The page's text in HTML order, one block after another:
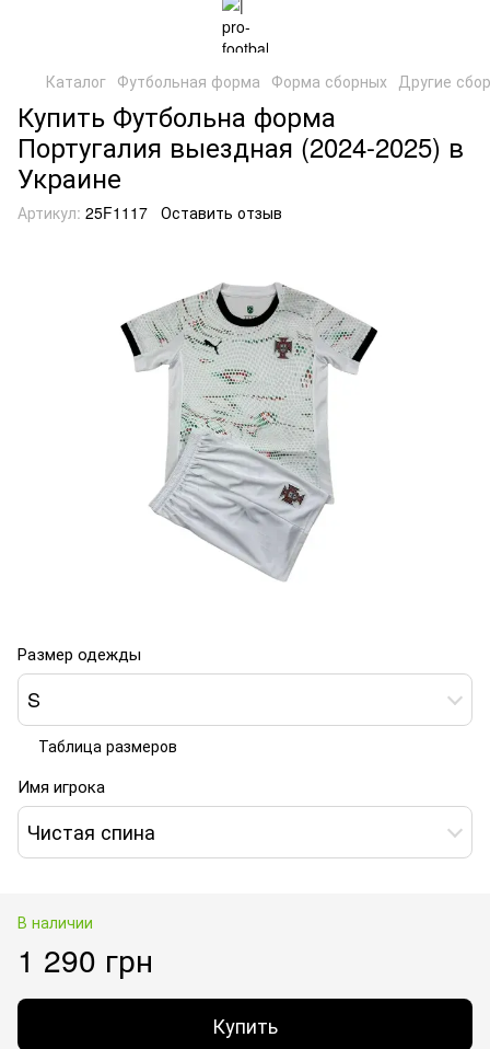
Каталог Футбольная форма Форма сборных Другие
Купить Футбольна форма
Португалия выездная (2024-2025) в
Украине
Артикул: 25F1117 Оставить отзыв
Размер одежды
S
Таблица размеров
Имя игрока
Чистая спина
В наличии
1 290 грн
Купить